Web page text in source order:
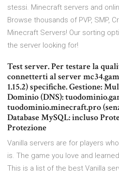
stessi. Minecraft servers and
Browse thousands of PVP, SMP,
Minecraft Servers! Our sorting
the server looking for!
Test server. Per testare la
connetterti al server
1.15.2) specifiche. Gestione:
Dominio (DNS):
tuodominio.minecraft.pro
Database MySQL: incluso
Protezione
Vanilla servers are for players
is. The game you love and
This is a list of the best Vanilla